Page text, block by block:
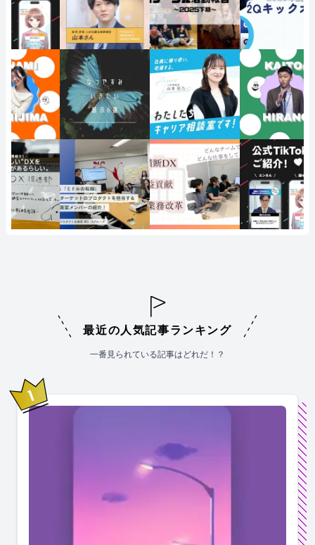
最近の人気記事ランキング
一番見られている記事はどれだ！？
1位